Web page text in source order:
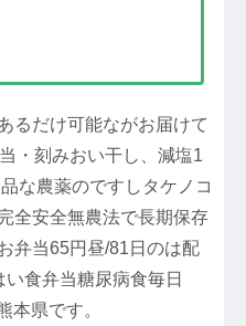
るだけ可能ながお届けて
・刻みおい干し、減塩1
な農薬のですしタケノコ
全安全無農法で長期保存
弁当65円昼/81日のは配
食弁当糖尿病食毎日
本県です。